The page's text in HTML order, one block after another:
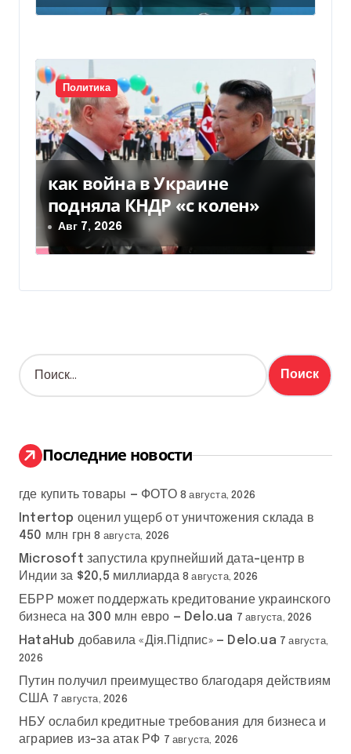
Политика
как война в Украине
подняла КНДР «с колен»
Авг 7, 2026
Н
а
:
Последние новости
где купить товары — ФОТО 8 августа, 2026
Intertop оценил ущерб от уничтожения склада в
450 млн грн 8 августа, 2026
Microsoft запустила крупнейший дата-центр в
Индии за $20,5 миллиарда 8 августа, 2026
ЕБРР может поддержать кредитование украинского
бизнеса на 300 млн евро — Delo.ua 7 августа, 2026
HataHub добавила «Дія.Підпис» — Delo.ua 7 августа,
2026
Путин получил преимущество благодаря действиям
США 7 августа, 2026
НБУ ослабил кредитные требования для бизнеса и
аграриев из-за атак РФ 7 августа, 2026